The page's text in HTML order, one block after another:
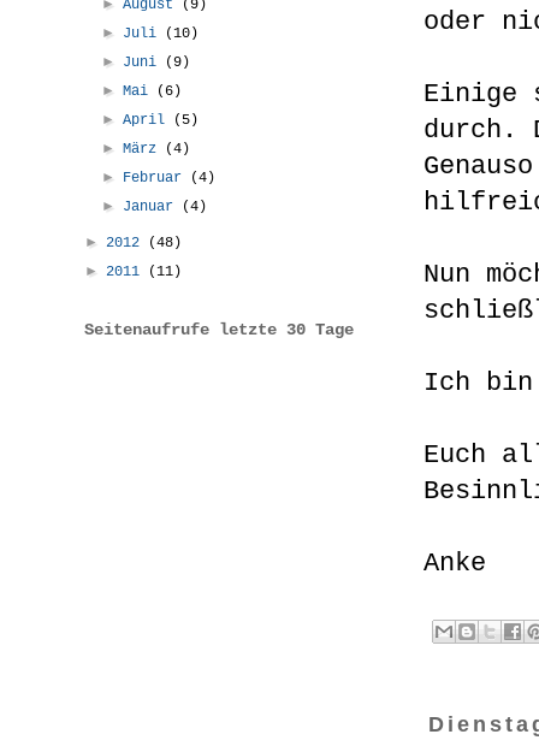
oder
Einige
durch.
Nun
Ich bin
Euch
Anke
August
(9)
► Juli
(10)
► Juni
(9)
►Mai
(6)
►April
(5)
►März
(4)
► Februar
(4)
► Januar (4)
► 2012
(48)
► 2011 (11)
Seitenaufrufe letzte 30 Tage